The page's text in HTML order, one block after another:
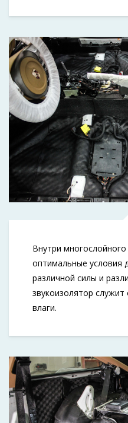
Внутри
оптимальные условия
различной силы и
звукоизолятор
влаги.